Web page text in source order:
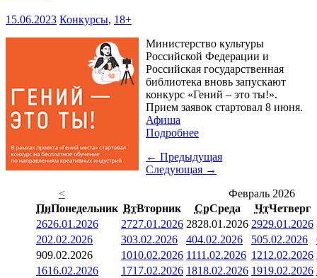
15.06.2023 Конкурсы, 18+
Министерство культуры
Российской Федерации и
Российская государственная
библиотека вновь запускают
конкурс «Гений – это ты!».
Прием заявок стартовал 8 июня.
Афиша
Подробнее
← Предыдущая
Следующая →
<
Февраль 2026
ПнПонедельник ВтВторник СрСреда ЧтЧетверг
2626.01.2026 2727.01.2026 2828.01.2026 2929.01.2026
202.02.2026 303.02.2026 404.02.2026 505.02.2026
909.02.2026 1010.02.2026 1111.02.2026 1212.02.2026
1616.02.2026 1717.02.2026 1818.02.2026 1919.02.2026